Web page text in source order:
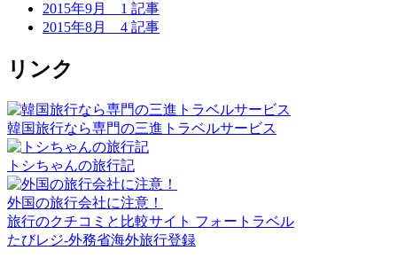
2015年9月 1 記事
2015年8月 4 記事
リンク
韓国旅行なら専門の三進トラベルサービス
トシちゃんの旅行記
外国の旅行会社に注意！
旅行のクチコミと比較サイト フォートラベル
たびレジ-外務省海外旅行登録